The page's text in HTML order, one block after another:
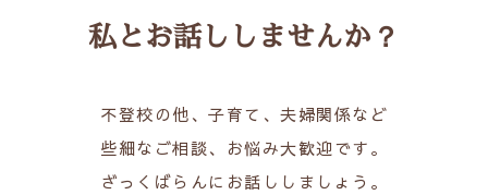
私とお話ししませんか？
不登校の他、子育て、夫婦関係など
些細なご相談、お悩み大歓迎です。
ざっくばらんにお話ししましょう。